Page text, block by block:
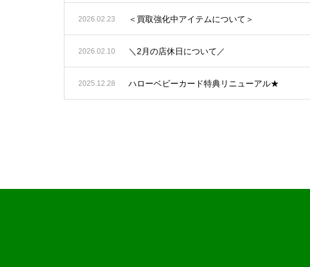
2026.02.23 ＜買取強化中アイテムについて＞
2026.02.10 ＼2月の店休日について／
2025.12.28 ハローベビーカード特典リニューアル★